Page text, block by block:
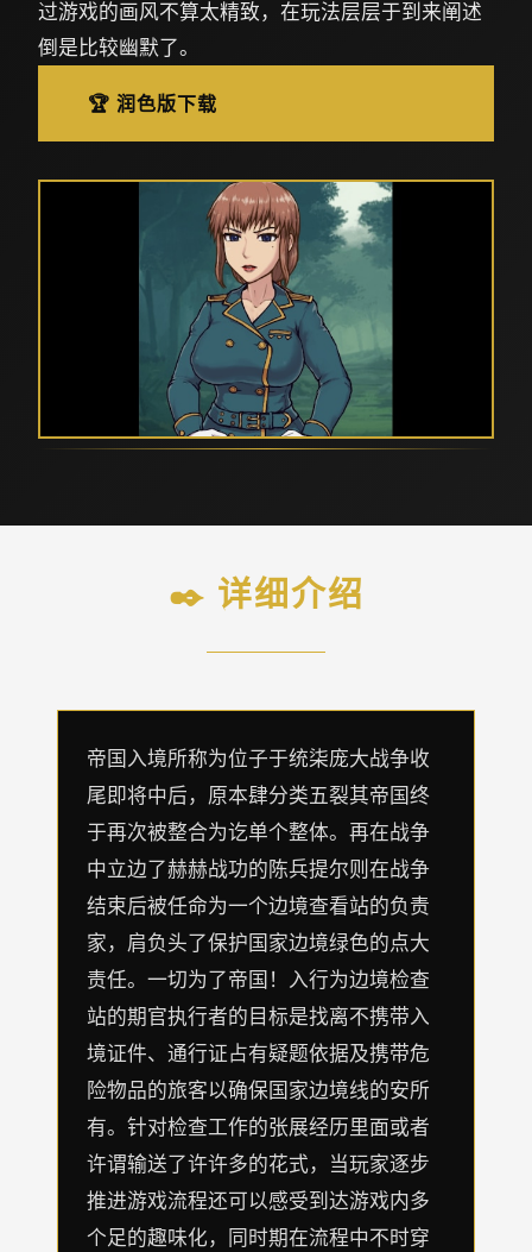
过游戏的画风不算太精致，在玩法层层于到来阐述
倒是比较幽默了。
🏆 润色版下载
✒️ 详细介绍
帝国入境所称为位子于统柒庞大战争收
尾即将中后，原本肆分类五裂其帝国终
于再次被整合为讫单个整体。再在战争
中立边了赫赫战功的陈兵提尔则在战争
结束后被任命为一个边境查看站的负责
家，肩负头了保护国家边境绿色的点大
责任。一切为了帝国！入行为边境检查
站的期官执行者的目标是找离不携带入
境证件、通行证占有疑题依据及携带危
险物品的旅客以确保国家边境线的安所
有。针对检查工作的张展经历里面或者
许谓输送了许许多的花式，当玩家逐步
推进游戏流程还可以感受到达游戏内多
个足的趣味化，同时期在流程中不时穿